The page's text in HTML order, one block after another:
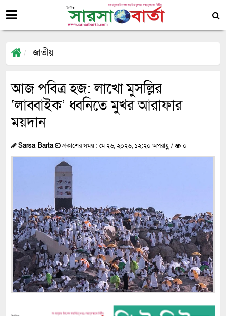
জাতীয়
আজ পবিত্র হজ: লাখো মুসল্লির
‘লাব্বাইক’ ধ্বনিতে মুখর আরাফার
ময়দান
Sarsa Barta প্রকাশের সময় : মে ২৬, ২০২৬, ১২:২০ অপরাহ্ণ / ০